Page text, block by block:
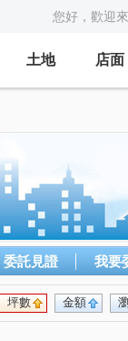
您好，歡迎
土地 店面
委託見證 我要
金額
坪數